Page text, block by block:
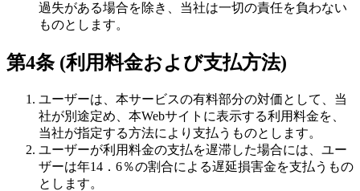
過失がある場合を除き、当社は一切の責任を負わない
ものとします。
第4条 (利用料金および支払方法)
ユーザーは、本サービスの有料部分の対価として、当
社が別途定め、本Webサイトに表示する利用料金を、
当社が指定する方法により支払うものとします。
ユーザーが利用料金の支払を遅滞した場合には、ユー
ザーは年14．6％の割合による遅延損害金を支払うもの
とします。